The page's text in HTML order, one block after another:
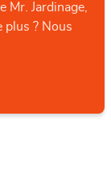
Mr. Jardinage,
plus ? Nous